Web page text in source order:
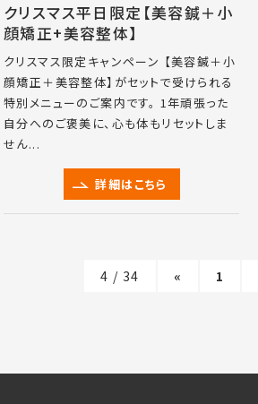
クリスマス平日限定【美容鍼＋小
顔矯正+美容整体】
クリスマス限定キャンペーン 【美容鍼＋小
顔矯正＋美容整体】がセットで受けられる
特別メニューのご案内です。 1年頑張った
自分へのご褒美に、心も体もリセットしま
せん...
詳細はこちら
4 / 34 « 1